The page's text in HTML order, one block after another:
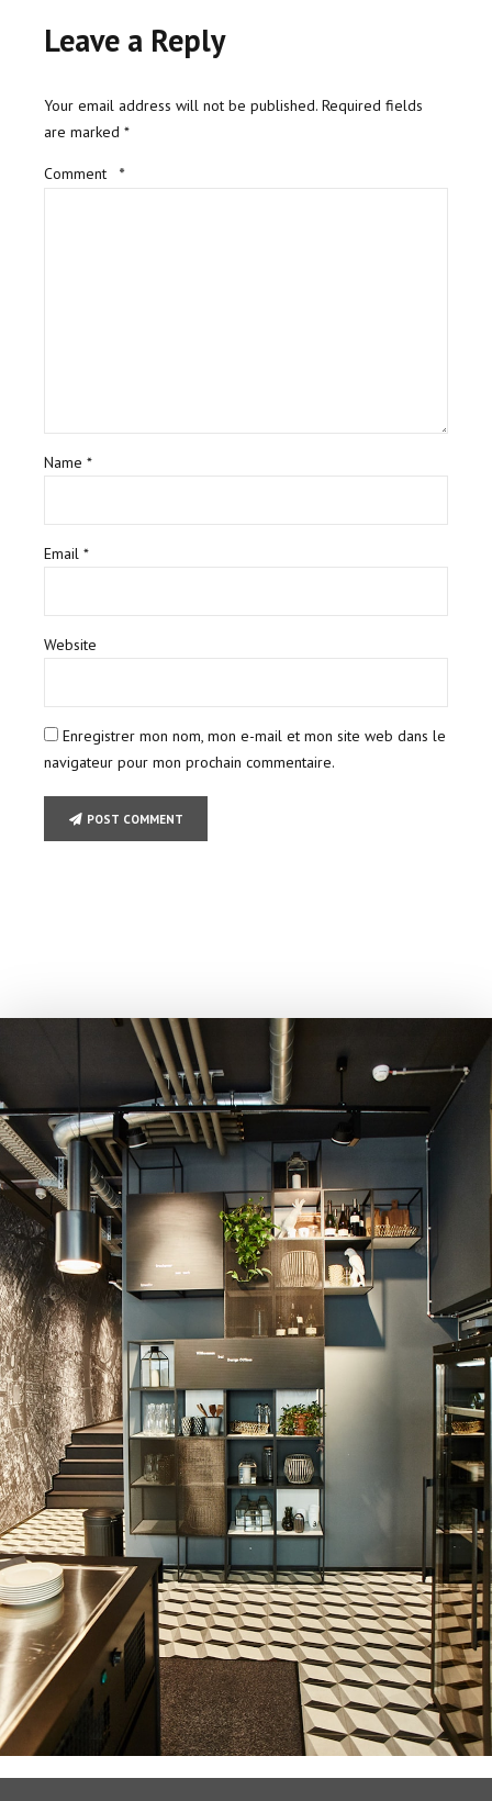
Leave a Reply
Your email address will not be published. Required fields
are marked *
Comment *
Name *
Email *
Website
Enregistrer mon nom, mon e-mail et mon site web dans le
navigateur pour mon prochain commentaire.
POST COMMENT